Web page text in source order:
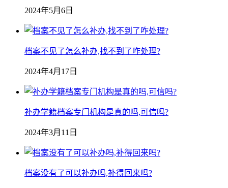
2024年5月6日
档案不见了怎么补办,找不到了咋处理?
2024年4月17日
补办学籍档案专门机构是真的吗,可信吗?
2024年3月11日
档案没有了可以补办吗,补得回来吗?